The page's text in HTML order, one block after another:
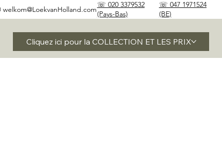
Cliquez ici pour la COLLECTION ET LES PRIX
☏ 020 3379532
(Pays-Bas)
☏ 047 1971524
(BE)
welkom@LoekvanHolland.com